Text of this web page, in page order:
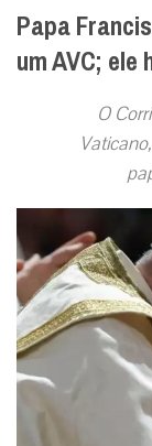
Papa
um AVC;
O